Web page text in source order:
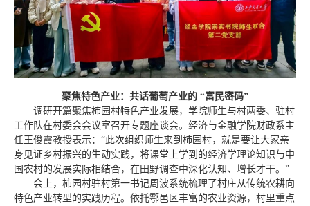
聚焦特色产业：共话葡萄产业的 “富民密码”
调研开篇聚焦柿园村特色产业发展，学院师生与村两委、驻村
工作队在村委会会议室召开专题座谈会。经济与金融学院财政系主
任王俊霞教授表示：“此次组织师生来到柿园村，就是要让大家亲
身见证乡村振兴的生动实践，将课堂上学到的经济学理论知识与中
国农村的发展实际相结合，在田野调查中深化认知、增长才干。”
会上，柿园村驻村第一书记周波系统梳理了村庄从传统农耕向
特色产业转型的实践历程。依托鄠邑区丰富的农业资源，村里重点